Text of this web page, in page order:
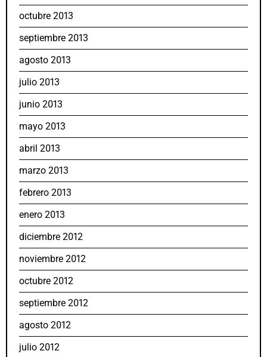
octubre 2013
septiembre 2013
agosto 2013
julio 2013
junio 2013
mayo 2013
abril 2013
marzo 2013
febrero 2013
enero 2013
diciembre 2012
noviembre 2012
octubre 2012
septiembre 2012
agosto 2012
julio 2012